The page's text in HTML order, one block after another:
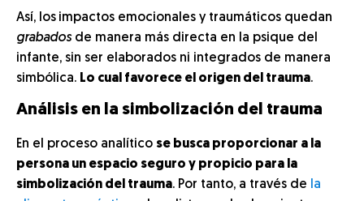
Así, los impactos emocionales y traumáticos quedan
grabadosde manera más directa en la psique del
infante, sin ser elaborados ni integrados de manera
simbólica. Lo cual favorece el origen del trauma.
Análisis en la simbolización del trauma
En el proceso analítico se busca proporcionar a la
persona un espacio seguro y propicio para la
simbolización del trauma. Por tanto, a través de
la